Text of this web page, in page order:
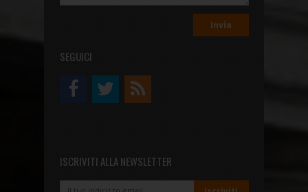
SEGUICI
ISCRIVITI ALLA NEWSLETTER